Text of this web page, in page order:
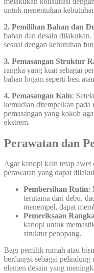
untuk menentukan
2. Pemilihan Bahan dan
bahan dan desain
sesuai dengan kebutuhan
3. Pemasangan Struktur
rangka yang kuat sebagai
bahan logam seperti besi
4. Pemasangan Kain:
kemudian ditempelkan pada
pemasangan yang kokoh
ekstrem.
Perawatan dan
Agar kanopi kain tetap awet
perawatan yang dapat
Pembersihan Rutin:
terutama dari debu,
menempel, dapat
Pemeriksaan
kanopi untuk
struktur penopang.
Bagi pemilik rumah atau
berfungsi sebagai pelindung
elemen desain yang